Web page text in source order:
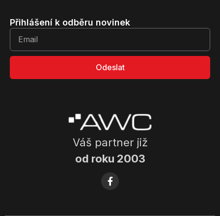
Váš partner již
od roku 2003
Přihlášení k odběru novinek
Odeslat